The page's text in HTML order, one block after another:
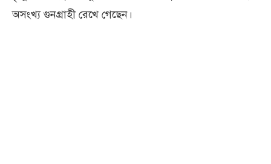
অসংখ্য গুনগ্রাহী রেখে গেছেন।